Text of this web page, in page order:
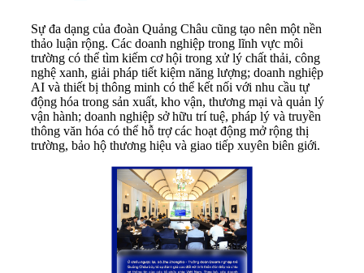
Sự đa dạng của đoàn Quảng Châu cũng tạo nên một nền
thảo luận rộng. Các doanh nghiệp trong lĩnh vực môi
trường có thể tìm kiếm cơ hội trong xử lý chất thải, công
nghệ xanh, giải pháp tiết kiệm năng lượng; doanh nghiệp
AI và thiết bị thông minh có thể kết nối với nhu cầu tự
động hóa trong sản xuất, kho vận, thương mại và quản lý
vận hành; doanh nghiệp sở hữu trí tuệ, pháp lý và truyền
thông văn hóa có thể hỗ trợ các hoạt động mở rộng thị
trường, bảo hộ thương hiệu và giao tiếp xuyên biên giới.